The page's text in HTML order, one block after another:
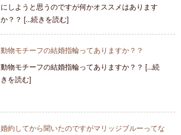
にしようと思うのですが何かオススメはあります
か？？ [...続きを読む]
動物モチーフの結婚指輪ってありますか？？
動物モチーフの結婚指輪ってありますか？？ [...続
きを読む]
婚約してから聞いたのですがマリッジブルーってな